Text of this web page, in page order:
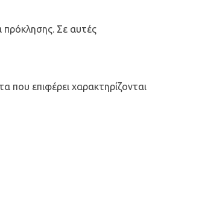
πρόκλησης. Σε αυτές
που επιφέρει χαρακτηρίζονται